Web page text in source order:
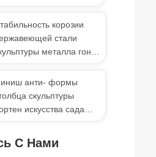
Ин Янг 180км
корозии
стали
металла гонок
анти- формы
скульптуры
искусства сада
С Нами